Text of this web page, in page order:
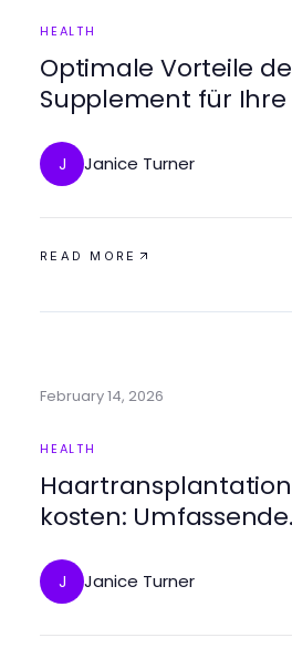
HEALTH
Optimale Vorteile
Supplement für
J Janice Turner
READ MORE
February 14, 2026
HEALTH
kosten: Umfassende
J Janice Turner